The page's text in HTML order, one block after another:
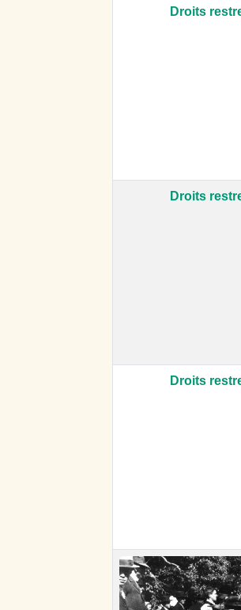
Droits
Droits
Droits